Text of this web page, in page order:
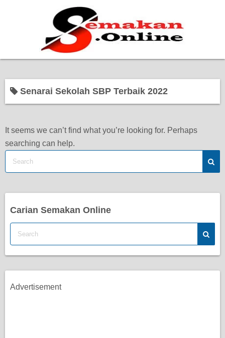
Bantuan Kerajaan
Pendidikan
Kerja Kosong Terkini
Senarai Sekolah SBP Terbaik 2022
It seems we can’t find what you’re looking for. Perhaps
searching can help.
Carian Semakan Online
Advertisement